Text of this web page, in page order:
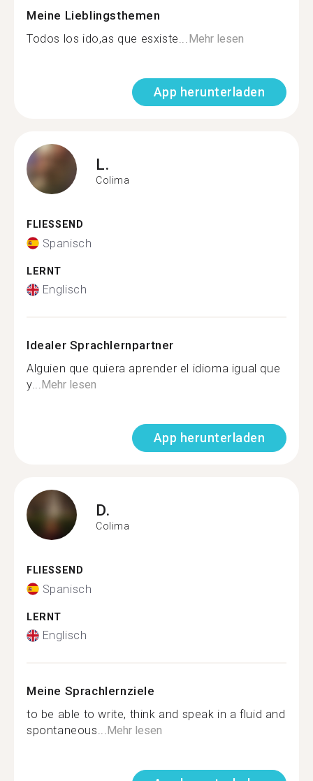
Meine Lieblingsthemen
Todos los ido,as que esxiste...Mehr lesen
App herunterladen
L.
Colima
FLIESSEND
Spanisch
LERNT
Englisch
Idealer Sprachlernpartner
Alguien que quiera aprender el idioma igual que
y...Mehr lesen
App herunterladen
D.
Colima
FLIESSEND
Spanisch
LERNT
Englisch
Meine Sprachlernziele
to be able to write, think and speak in a fluid and
spontaneous...Mehr lesen